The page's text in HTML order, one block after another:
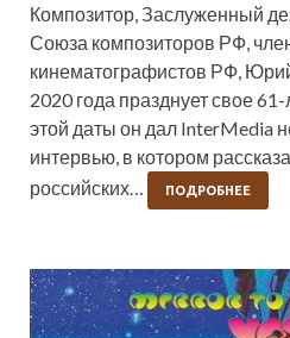
Композитор, Заслуженный
Союза композиторов РФ,
кинематографистов РФ,
2020 года празднует свое
этой даты он дал InterMedia
интервью, в котором
российских…
ПОДРОБНЕЕ